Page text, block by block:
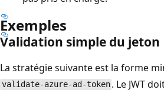
Exemples
Validation simple du jeton
La stratégie suivante est la forme
validate-azure-ad-token . Le JWT